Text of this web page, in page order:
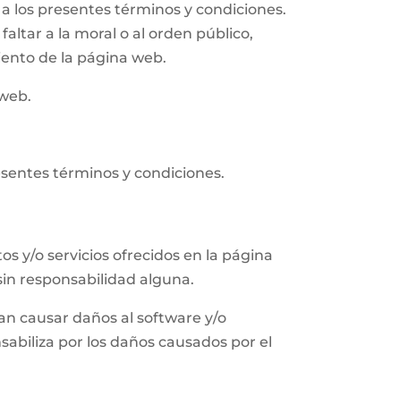
los presentes términos y condiciones.
a la moral o al orden público,
de la página web.
términos y condiciones.
y/o servicios ofrecidos en la página
responsabilidad alguna.
causar daños al software y/o
por los daños causados por el